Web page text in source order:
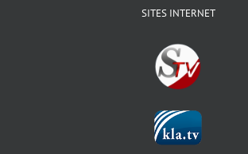
SITES INTERNET